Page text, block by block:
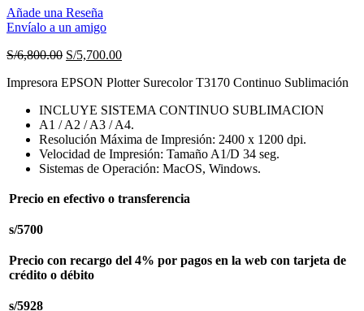
Añade una Reseña
Envíalo a un amigo
S/6,800.00 El
original
S/6,800.00.
S/5,700.00El
actual
S/5,700.00.
Impresora EPSON Plotter Surecolor T3170 Continuo Sublimación
INCLUYE SISTEMA CONTINUO SUBLIMACION
A1 / A2 / A3 / A4.
Resolución Máxima de Impresión: 2400 x 1200 dpi.
Velocidad de Impresión: Tamaño A1/D 34 seg.
Sistemas de Operación: MacOS, Windows.
Precio en efectivo o transferencia
s/5700
Precio con recargo del 4% por pagos en la web con tarjeta de
crédito o débito
s/5928